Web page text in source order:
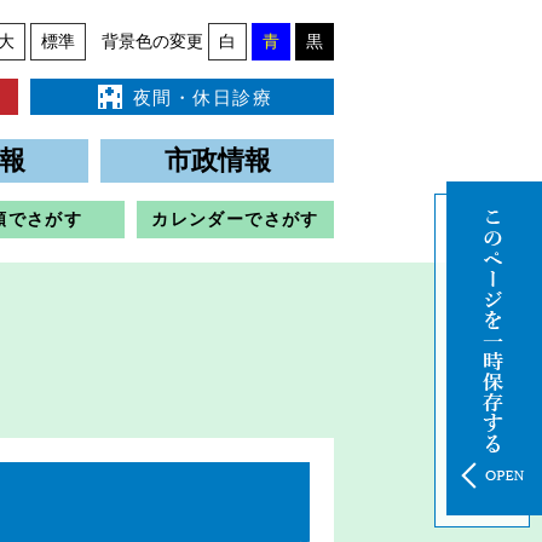
標準 背景色の変更 白 青 黒
夜間・休日診療
市政情報
でさがす カレンダーでさがす